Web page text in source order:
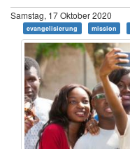
Samstag, 17 Oktober 2020
evangelisierung mission